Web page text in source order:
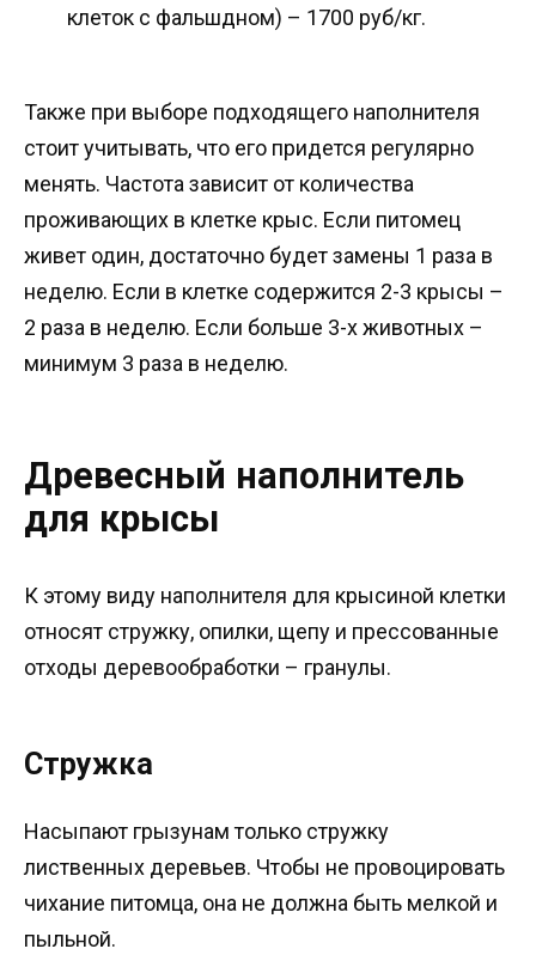
клеток с фальшдном) – 1700 руб/кг.
Также при выборе подходящего наполнителя
стоит учитывать, что его придется регулярно
менять. Частота зависит от количества
проживающих в клетке крыс. Если питомец
живет один, достаточно будет замены 1 раза в
неделю. Если в клетке содержится 2-3 крысы –
2 раза в неделю. Если больше 3-х животных –
минимум 3 раза в неделю.
Древесный наполнитель
для крысы
К этому виду наполнителя для крысиной клетки
относят стружку, опилки, щепу и прессованные
отходы деревообработки – гранулы.
Стружка
Насыпают грызунам только стружку
лиственных деревьев. Чтобы не провоцировать
чихание питомца, она не должна быть мелкой и
пыльной.